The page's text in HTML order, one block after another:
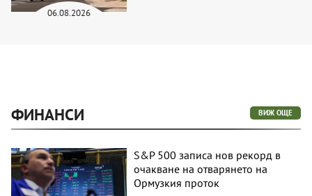
06.08.2026
ФИНАНСИ ВИЖ ОЩЕ
S&P 500 записа нов рекорд в
очакване на отварянето на
Ормузкия проток